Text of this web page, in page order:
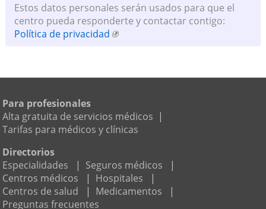
Estos datos personales serán usados para que el
centro pueda responderte y contactar contigo:
Política de privacidad
Para profesionales
Alta gratuita de servicios médicos |
Tarifas para médicos y clínicas
Directorios
Especialidades
| Seguros médicos
|
Centros médicos
| Hospitales
|
Centros de salud
| Medicamentos
|
Preguntas frecuentes